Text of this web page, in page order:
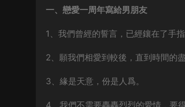
一、戀愛一周年寫給男朋友
1、我們曾經的誓言，已經鑲在了手
2、願我們相愛到較後，直到時間的盡
3、緣是天意，份是人爲。
4、我們不需要轟轟烈烈的愛情，要